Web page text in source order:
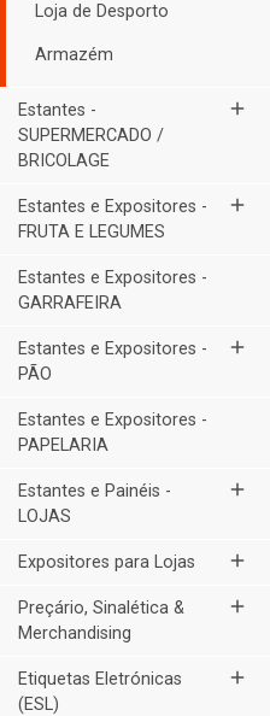
Loja de Desporto
Armazém
Estantes -
SUPERMERCADO /
BRICOLAGE
add
Estantes e Expositores -
FRUTA E LEGUMES
add
Estantes e Expositores -
GARRAFEIRA
Estantes e Expositores -
PÃO
add
Estantes e Expositores -
PAPELARIA
Estantes e Painéis -
LOJAS
add
Expositores para Lojas add
Preçário, Sinalética &
Merchandising
add
Etiquetas Eletrónicas
(ESL)
add